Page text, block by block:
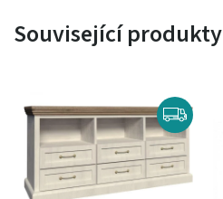
Související produkty